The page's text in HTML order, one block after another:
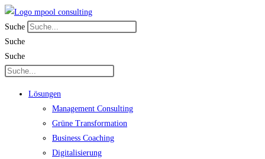
Zum
Inhalt
springen
Suche
Suche
Suche
Lösungen
Management Consulting
Grüne Transformation
Business Coaching
Digitalisierung